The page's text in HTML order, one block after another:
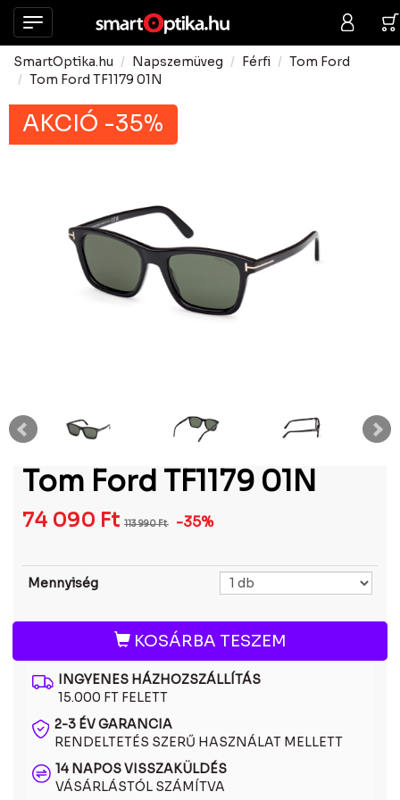
SmartOptika.hu Napszemüveg Férfi
Tom Ford
Tom Ford TF1179 01N
AKCIÓ -35%
Tom Ford TF1179 01N
74 090 Ft 113 990Ft -35%
Mennyiség
KOSÁRBA TESZEM
INGYENES HÁZHOZSZÁLLÍTÁS
15.000 FT FELETT
2-3 ÉV GARANCIA
RENDELTETÉS SZERŰ HASZNÁLAT MELLETT
14 NAPOS VISSZAKÜLDÉS
VÁSÁRLÁSTÓL SZÁMÍTVA